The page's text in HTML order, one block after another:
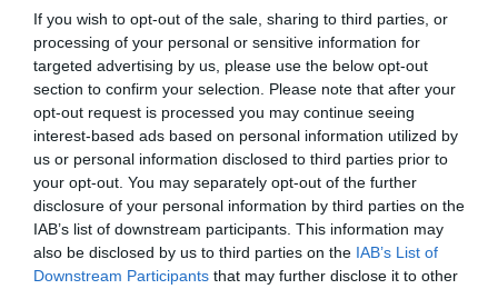
If you wish to opt-out of the sale, sharing to third parties, or
processing of your personal or sensitive information for
targeted advertising by us, please use the below opt-out
section to confirm your selection. Please note that after your
opt-out request is processed you may continue seeing
interest-based ads based on personal information utilized by
us or personal information disclosed to third parties prior to
your opt-out. You may separately opt-out of the further
disclosure of your personal information by third parties on the
IAB’s list of downstream participants. This information may
also be disclosed by us to third parties on the IAB’s List of
Downstream Participants that may further disclose it to other
Εύβοια: Νέες πινακίδες για τον
κίνδυνο πυρκαγιάς – Σε ποια
σημεία τοποθετήθηκαν
09.08.2026 | 12:20
Ποιοι φοιτητές θα πάρουν έως
2.500 ευρώ για τη στέγαση
09.08.2026 | 12:00
Συναγερμός στη Βόρεια Εύβοια:
Αγελάδες πετάγονται στο δρόμο-
Η έκκληση ιερέα στους οδηγούς
Εύβοια: Έργα
οδοποιίας 2,4 εκατ.
ευρώ – Ποιοι δρόμοι
αλλάζουν
Έκτακτα μέτρα και
απαγορεύσεις σήμερα
στην Εύβοια – Μεγάλη
προσοχή!